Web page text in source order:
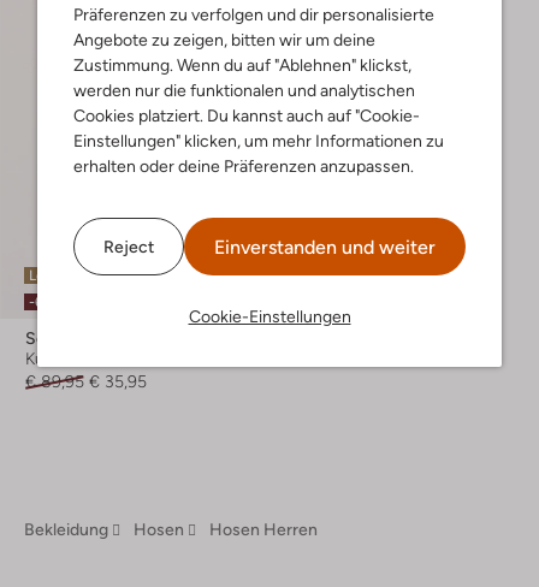
Präferenzen zu verfolgen und dir personalisierte
Angebote zu zeigen, bitten wir um deine
Zustimmung. Wenn du auf "Ablehnen" klickst,
werden nur die funktionalen und analytischen
Cookies platziert. Du kannst auch auf "Cookie-
Einstellungen" klicken, um mehr Informationen zu
erhalten oder deine Präferenzen anzupassen.
Reject Einverstanden und weiter
Cookie-Einstellungen
Letzter Artikel
-60%
Scotch & Soda
Kurze Hose
€ 89,95 € 35,95
Bekleidung Hosen Hosen Herren